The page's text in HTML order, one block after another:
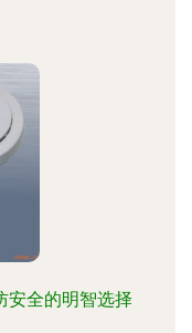
安全的明智选择